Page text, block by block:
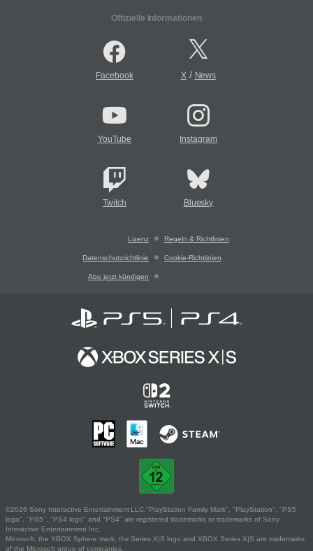
Offizielle Informationen
Facebook X/ News
YouTube Instagram
Twitch Bluesky
Lizenz Regeln & Richtlinien
Datenschutzrichtlinie Cookie-Richtlinien
Abo jetzt kündigen
©2026 Sony Interactive Entertainment LLC."PlayStation Family Mark", "PlayStation", "PS5
logo", "PS5", "PS4 logo" and "PS4" are registered trademarks or trademarks of Sony
Interactive Entertainment Inc.
Microsoft, the XBOX Sphere mark, the Series X|S logo and XBOX Series X|S are trademarks
of the Microsoft group of companies.